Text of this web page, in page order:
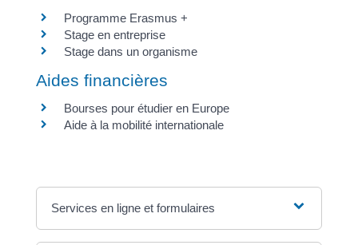
Programme Erasmus +
Stage en entreprise
Stage dans un organisme
Aides financières
Bourses pour étudier en Europe
Aide à la mobilité internationale
Services en ligne et formulaires